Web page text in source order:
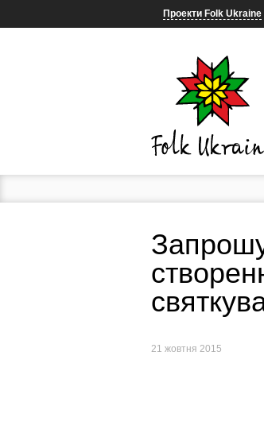
Проекти Folk Ukraine
21 жовтня 2015